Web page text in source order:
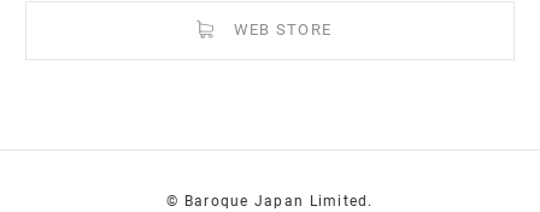
WEB STORE
© Baroque Japan Limited.